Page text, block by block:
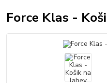
Force Klas -